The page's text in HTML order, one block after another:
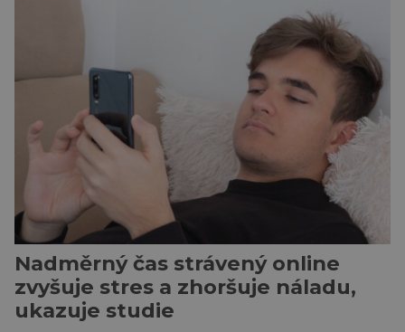
Nadměrný čas strávený online
zvyšuje stres a zhoršuje náladu,
ukazuje studie